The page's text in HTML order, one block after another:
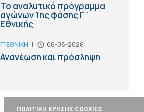
ΠΟΛΙΤΙΚΗ ΧΡΗΣΗΣ COOKIES
Το αναλυτικό πρόγραμμα
αγώνων 1ης φάσης Γ΄
Εθνικής
Γ' ΕΘΝΙΚΗ | 06-08-2026
Ανανέωση και πρόσληψη